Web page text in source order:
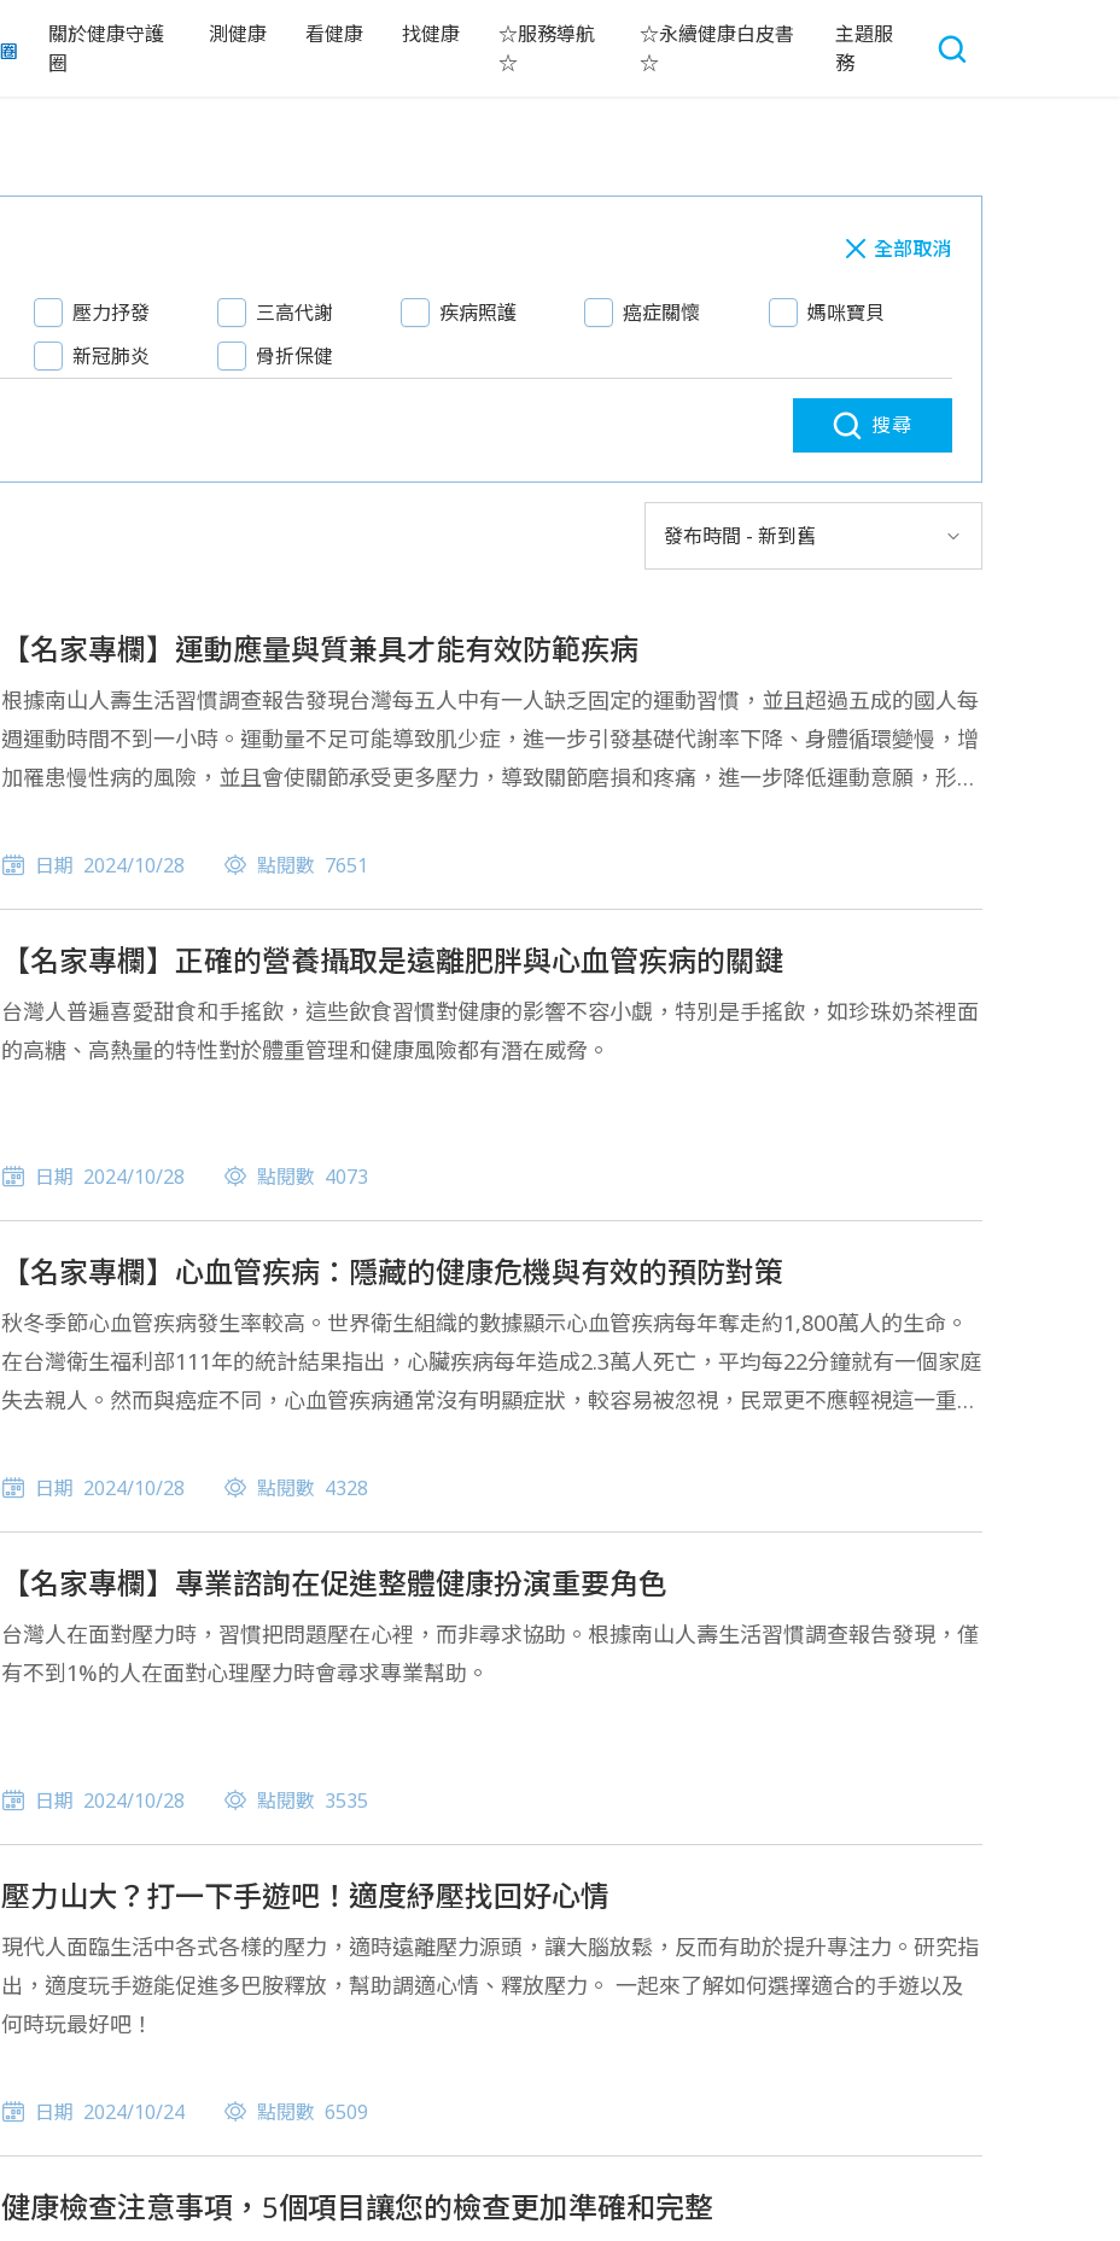
關於健康守護
圈
測健康 看健康 找健康
☆服務導航
☆
☆永續健康白皮書
☆
主題服
務
全部取消
壓力抒發 三高代謝 疾病照護 癌症關懷
媽咪寶貝
新冠肺炎 骨折保健
搜尋
發布時間 - 新到舊
【名家專欄】運動應量與質兼具才能有效防範疾病
根據南山人壽生活習慣調查報告發現台灣每五人中有一人缺乏固定的運動習慣，並且超過五成的國人每
週運動時間不到一小時。運動量不足可能導致肌少症，進一步引發基礎代謝率下降、身體循環變慢，增
加罹患慢性病的風險，並且會使關節承受更多壓力，導致關節磨損和疼痛，進一步降低運動意願，形成
日期 2024/10/28 點閱數 7651
【名家專欄】正確的營養攝取是遠離肥胖與心血管疾病的關鍵
台灣人普遍喜愛甜食和手搖飲，這些飲食習慣對健康的影響不容小覷，特別是手搖飲，如珍珠奶茶裡面
的高糖、高熱量的特性對於體重管理和健康風險都有潛在威脅。
日期 2024/10/28 點閱數 4073
【名家專欄】心血管疾病：隱藏的健康危機與有效的預防對策
秋冬季節心血管疾病發生率較高。世界衛生組織的數據顯示心血管疾病每年奪走約1,800萬人的生命。
在台灣衛生福利部111年的統計結果指出，心臟疾病每年造成2.3萬人死亡，平均每22分鐘就有一個家庭
失去親人。然而與癌症不同，心血管疾病通常沒有明顯症狀，較容易被忽視，民眾更不應輕視這一重大
日期 2024/10/28 點閱數 4328
【名家專欄】專業諮詢在促進整體健康扮演重要角色
台灣人在面對壓力時，習慣把問題壓在心裡，而非尋求協助。根據南山人壽生活習慣調查報告發現，僅
有不到1%的人在面對心理壓力時會尋求專業幫助。
日期 2024/10/28 點閱數 3535
壓力山大？打一下手遊吧！適度紓壓找回好心情
現代人面臨生活中各式各樣的壓力，適時遠離壓力源頭，讓大腦放鬆，反而有助於提升專注力。研究指
出，適度玩手遊能促進多巴胺釋放，幫助調適心情、釋放壓力。 一起來了解如何選擇適合的手遊以及
何時玩最好吧！
日期 2024/10/24 點閱數 6509
健康檢查注意事項，5個項目讓您的檢查更加準確和完整